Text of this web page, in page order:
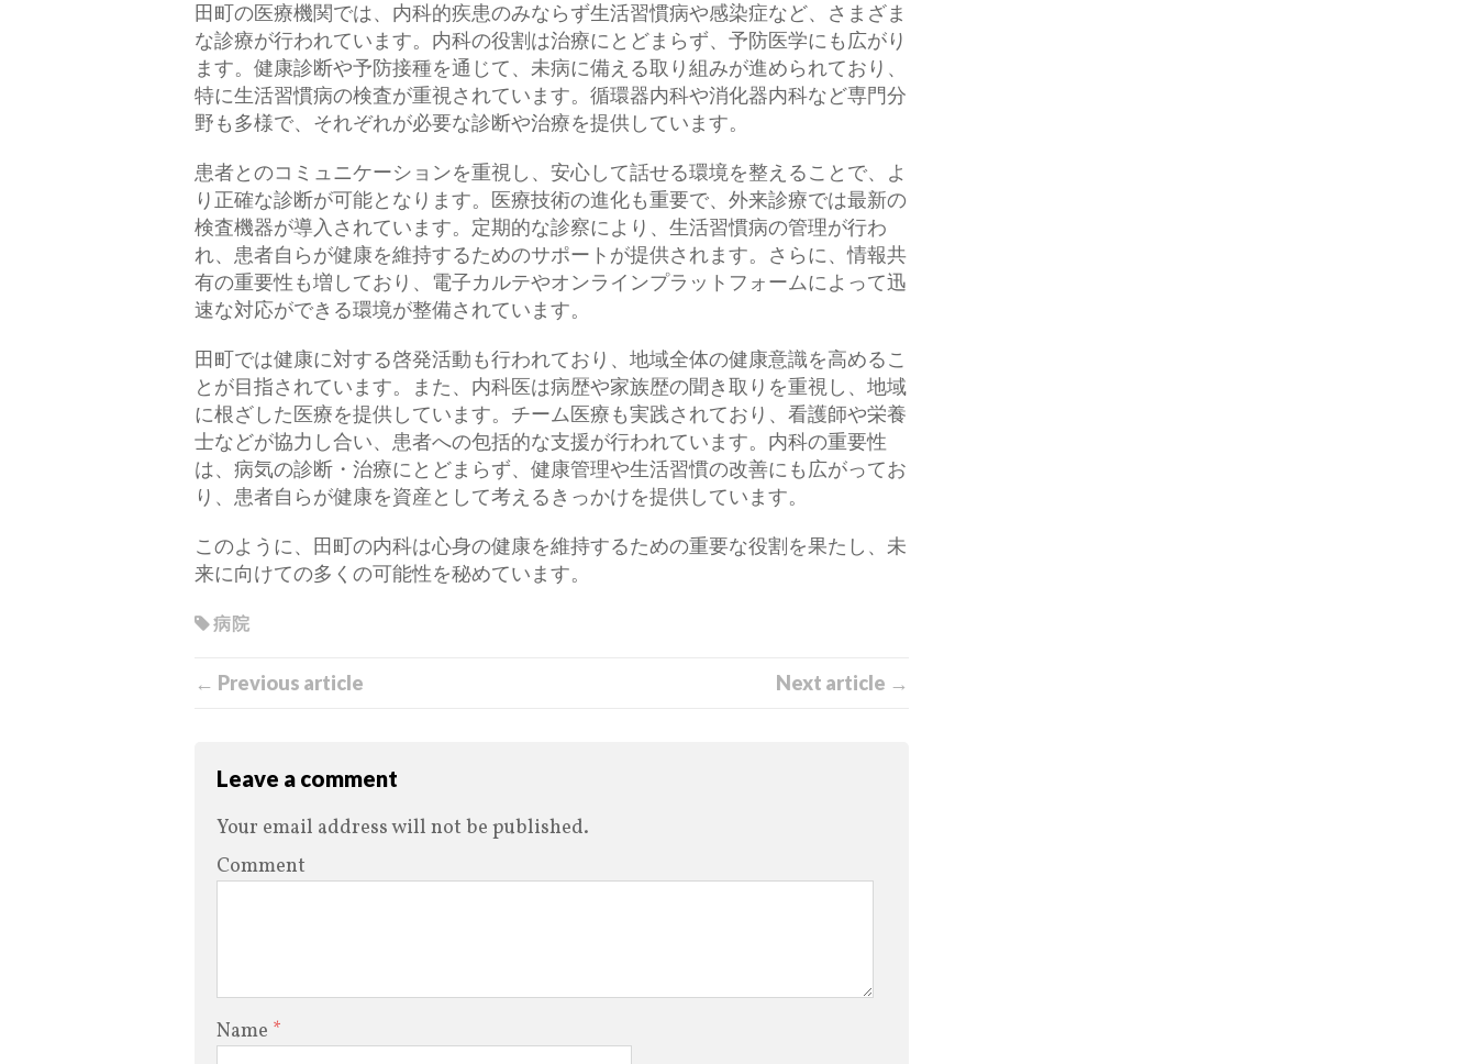
田町の医療機関では、内科的疾患のみならず生活習慣病や感染症など、さまざま
な診療が行われています。内科の役割は治療にとどまらず、予防医学にも広がり
ます。健康診断や予防接種を通じて、未病に備える取り組みが進められており、
特に生活習慣病の検査が重視されています。循環器内科や消化器内科など専門分
野も多様で、それぞれが必要な診断や治療を提供しています。
患者とのコミュニケーションを重視し、安心して話せる環境を整えることで、よ
り正確な診断が可能となります。医療技術の進化も重要で、外来診療では最新の
検査機器が導入されています。定期的な診察により、生活習慣病の管理が行わ
れ、患者自らが健康を維持するためのサポートが提供されます。さらに、情報共
有の重要性も増しており、電子カルテやオンラインプラットフォームによって迅
速な対応ができる環境が整備されています。
田町では健康に対する啓発活動も行われており、地域全体の健康意識を高めるこ
とが目指されています。また、内科医は病歴や家族歴の聞き取りを重視し、地域
に根ざした医療を提供しています。チーム医療も実践されており、看護師や栄養
士などが協力し合い、患者への包括的な支援が行われています。内科の重要性
は、病気の診断・治療にとどまらず、健康管理や生活習慣の改善にも広がってお
り、患者自らが健康を資産として考えるきっかけを提供しています。
このように、田町の内科は心身の健康を維持するための重要な役割を果たし、未
来に向けての多くの可能性を秘めています。
病院
← Previous article Next article →
Leave a comment
Your email address will not be published.
Comment
Name *